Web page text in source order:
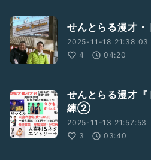
せんとらる漫才・
2025-11-18 21:38:03
4
04:20
せんとらる漫才『
練②
2025-11-13 21:57:53
3
03:40